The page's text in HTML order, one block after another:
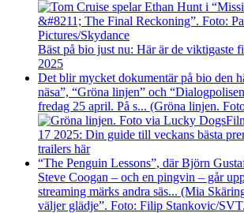
Bäst på bio just nu: Här är de viktigaste
2025
Det blir mycket dokumentär på bio den
näsa”, “Gröna linjen” och
fredag 25 april. På s... (Gröna linjen.
17 2025: Din guide till veckans bästa
trailers här
“The Penguin Lessons”, där Björn
Steve Coogan – och en pingvin – går
streaming märks andra säs... (Mia
väljer glädje”. Foto: Filip Stankovic/